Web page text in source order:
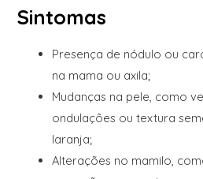
Sintomas
Presença de nódulo ou
na mama ou axila;
Mudanças na pele, como
ondulações ou textura
laranja;
Alterações no mamilo,